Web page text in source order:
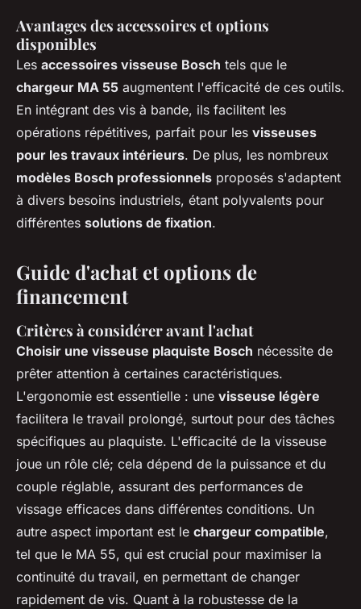
Avantages des accessoires et options
disponibles
Les accessoires visseuse Bosch tels que le
chargeur MA 55 augmentent l'efficacité de ces outils.
En intégrant des vis à bande, ils facilitent les
opérations répétitives, parfait pour les visseuses
pour les travaux intérieurs. De plus, les nombreux
modèles Bosch professionnels proposés s'adaptent
à divers besoins industriels, étant polyvalents pour
différentes solutions de fixation.
Guide d'achat et options de
financement
Critères à considérer avant l'achat
Choisir une visseuse plaquiste Bosch nécessite de
prêter attention à certaines caractéristiques.
L'ergonomie est essentielle : une visseuse légère
facilitera le travail prolongé, surtout pour des tâches
spécifiques au plaquiste. L'efficacité de la visseuse
joue un rôle clé; cela dépend de la puissance et du
couple réglable, assurant des performances de
vissage efficaces dans différentes conditions. Un
autre aspect important est le chargeur compatible,
tel que le MA 55, qui est crucial pour maximiser la
continuité du travail, en permettant de changer
rapidement de vis. Quant à la robustesse de la